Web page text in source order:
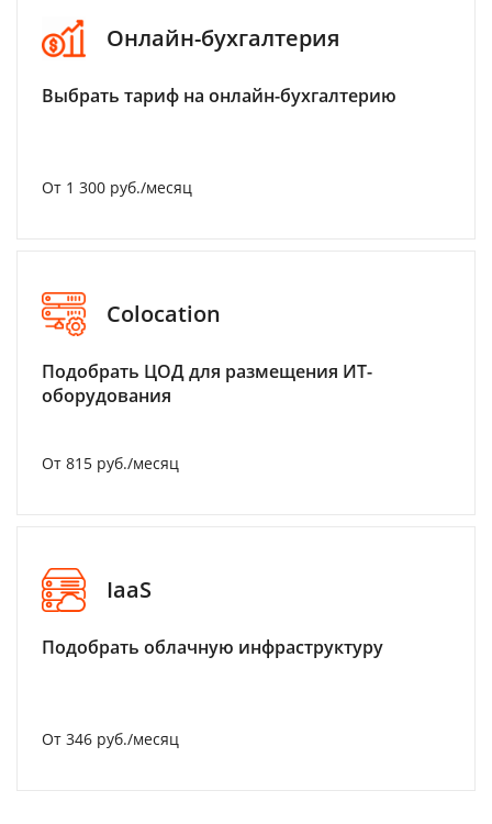
Онлайн-бухгалтерия
Выбрать тариф на онлайн-бухгалтерию
От 1 300 руб./месяц
Colocation
Подобрать ЦОД для размещения ИТ-
оборудования
От 815 руб./месяц
IaaS
Подобрать облачную инфраструктуру
От 346 руб./месяц